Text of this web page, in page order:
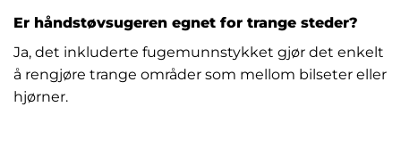
Er håndstøvsugeren egnet for trange steder?
Ja, det inkluderte fugemunnstykket gjør det enkelt
å rengjøre trange områder som mellom bilseter eller
hjørner.